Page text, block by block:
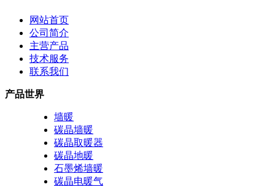
网站首页
公司简介
主营产品
技术服务
联系我们
产品世界
墙暖
碳晶墙暖
碳晶取暖器
碳晶地暖
石墨烯墙暖
碳晶电暖气